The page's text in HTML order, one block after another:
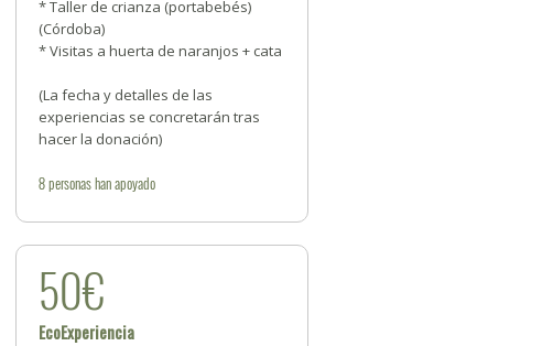
* Taller de crianza (portabebés)
(Córdoba)
* Visitas a huerta de naranjos + cata
(La fecha y detalles de las
experiencias se concretarán tras
hacer la donación)
8personashan apoyado
50€
EcoExperiencia